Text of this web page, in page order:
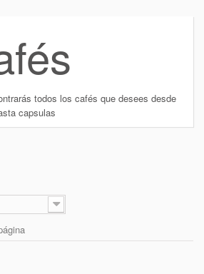
+
+
todos los cafés que desees desde
capsulas